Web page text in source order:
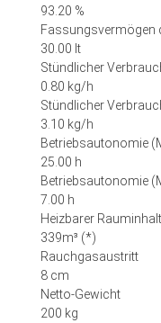
93.20 %
Fassungsvermögen
30.00 lt
Stündlicher
0.80 kg/h
Stündlicher
3.10 kg/h
Betriebsautonomie
25.00 h
Betriebsautonomie
7.00 h
Heizbarer Rauminhalt
339m³ (*)
Rauchgasaustritt
8 cm
Netto-Gewicht
200 kg